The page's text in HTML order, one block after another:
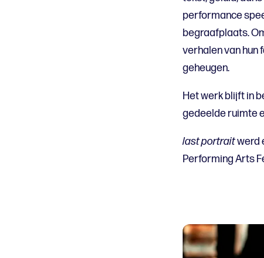
performance
begraafplaats.
verhalen van hun
geheugen.
Het werk blijft in
gedeelde ruimte
last portraitwerd
Performing Arts